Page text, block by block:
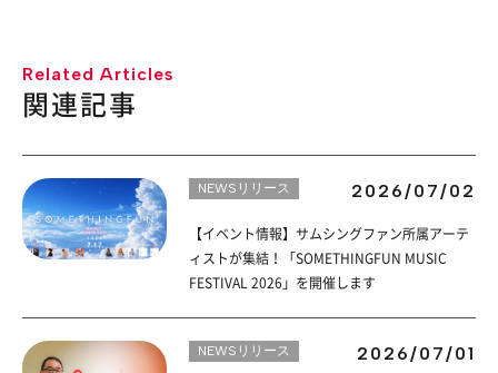
Related Articles
関連記事
NEWSリリース 2026/07/02
【イベント情報】サムシングファン所属アーテ
ィストが集結！「SOMETHINGFUN MUSIC
FESTIVAL 2026」を開催します
NEWSリリース 2026/07/01